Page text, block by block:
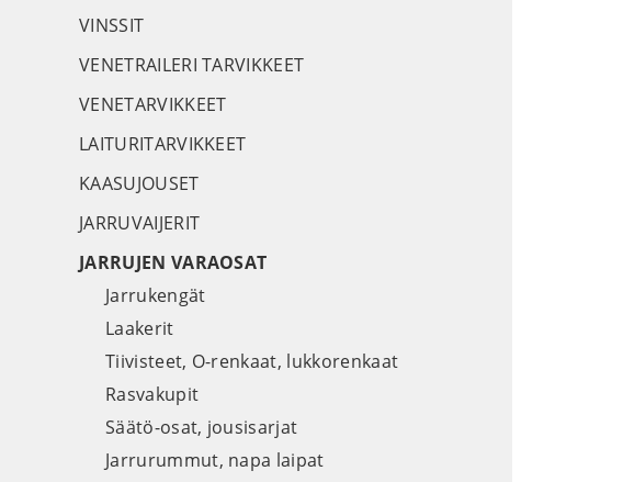
VINSSIT
VENETRAILERI TARVIKKEET
VENETARVIKKEET
LAITURITARVIKKEET
KAASUJOUSET
JARRUVAIJERIT
JARRUJEN VARAOSAT
Jarrukengät
Laakerit
Tiivisteet, O-renkaat, lukkorenkaat
Rasvakupit
Säätö-osat, jousisarjat
Jarrurummut, napa laipat